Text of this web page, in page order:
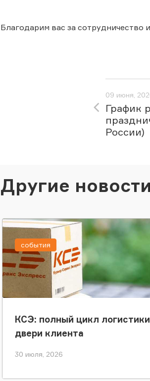
Благодарим вас за сотрудничество
09 июня,
График
России)
Другие новости
КСЭ: полный цикл
двери клиента
30 июля, 2026
события